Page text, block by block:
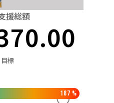
援総額
目標
187 %